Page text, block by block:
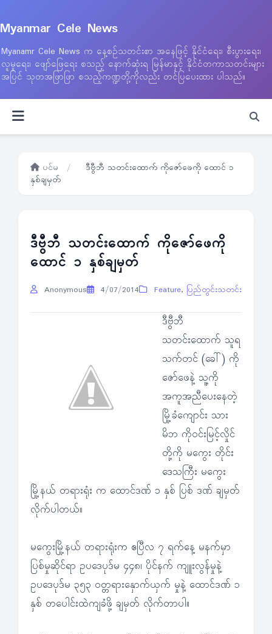
Myanmar Cele News
Myanamr Cele News က နေ့စဉ်သတင်းစာ အနေဖြင့် နိုင်ငံရေး၊ စီးပွားရေး၊
လူမှုရေး၊ ဖျော်ဖြေရေး စသည့် နောက်ဆုံးရ မြန်မာနှင့် နိုင်ငံတကာသတင်းများ
အပြင် သုတအဖြာဖြာ စသည့်ကဏ္ဍတို့ကိုလည်း တင်ပြပေးထား ပါသည်။
ပင်မ /
ဒီဗွီဘီ သတင်းထောက် ကိုဇော်ဖေကို ထောင် ၁
နှစ်ချမှတ်
ဒီဗွီဘီ သတင်းထောက် ကိုဇော်ဖေကို
ထောင် ၁ နှစ်ချမှတ်
Anonymous 4/07/2014 Feature, ပြည်တွင်းသတင်း
ဒီဗွီဘီ
သတင်းထောက် သူရ
သက်တင် (ခေါ်) ကို
ဇော်ဖေနဲ့ သူ့ကို
အကူအညီပေးနေတဲ့
မြို့ခံကျောင်း သား
မိဘ ကိုဝင်းမြင့်လှိုင်
တို့ကို မကွေး တိုင်း
ဒေသကြီး မကွေး
မြို့နယ် တရားရုံး က ထောင်ဒဏ် ၁ နှစ် ပြစ် ဒဏ် ချမှတ်
လိုက်ပါတယ်။
မကွေးမြို့နယ် တရားရုံးက ဧပြီလ ၇ ရက်နေ့ မနက်မှာ
ပြစ်မှုဆိုင်ရာ ဥပဒေပုဒ်မ ၄၄၈၊ ပိုင်နက် ကျူးလွန်မှုနဲ့
ဥပဒေပုဒ်မ ၃၅၃ ဝတ္တရားနှောက်ယှက် မှုနဲ့ ထောင်ဒဏ် ၁
နှစ် တပေါင်းထဲကျခံဖို့ ချမှတ် လိုက်တာပါ။